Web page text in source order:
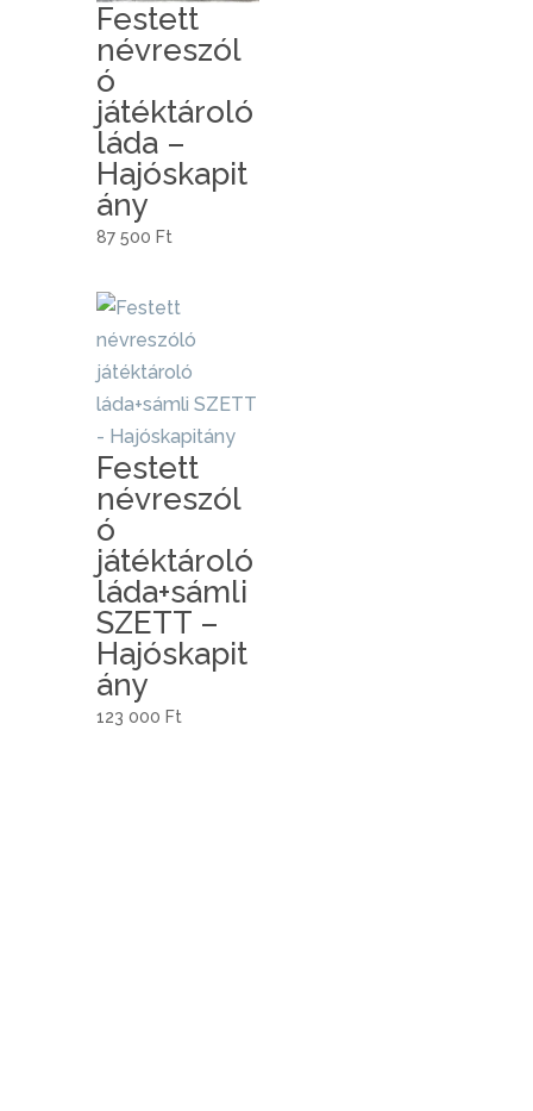
Festett
névreszól
ó
játéktároló
láda –
Hajóskapit
ány
87 500 Ft
Festett
névreszól
ó
játéktároló
láda+sámli
SZETT –
Hajóskapit
ány
123 000 Ft